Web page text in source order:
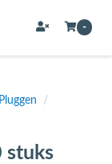
-
Pluggen
/
stuks